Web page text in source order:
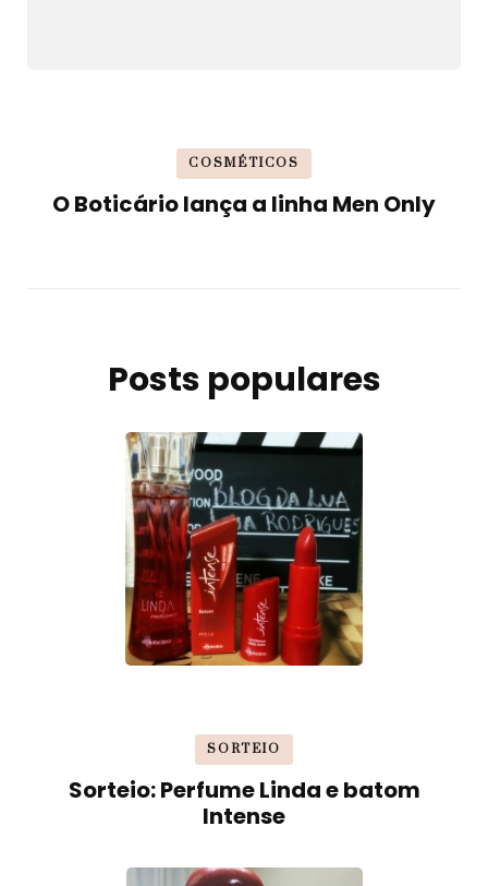
COSMÉTICOS
O Boticário lança a linha Men Only
Posts populares
SORTEIO
Sorteio: Perfume Linda e batom
Intense